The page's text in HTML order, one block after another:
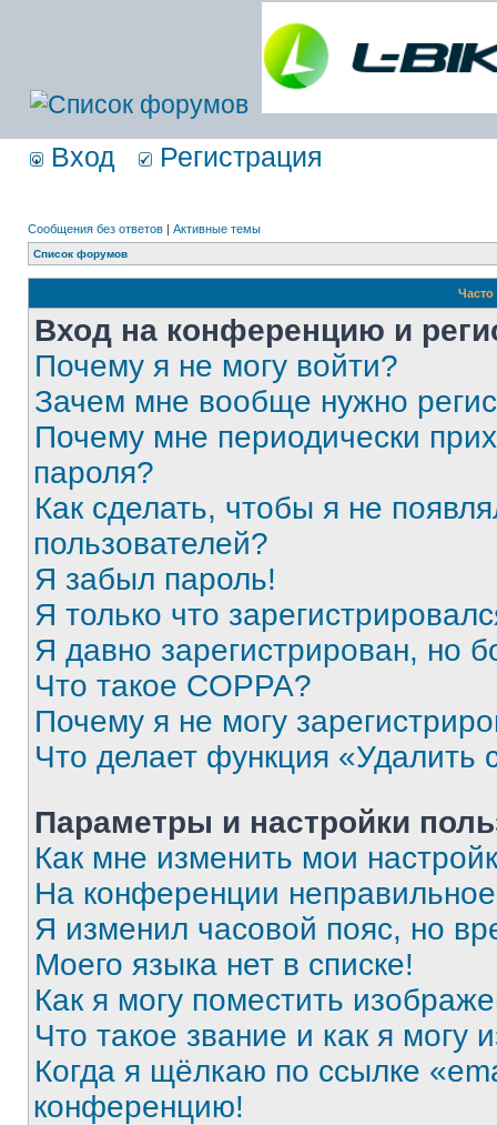
Вход Регистрация
Сообщения без ответов | Активные темы
Список форумов
Вход на конференцию и
Почему я не могу войти?
Зачем мне вообще нужно
Почему мне периодически
пароля?
Как сделать, чтобы я не
пользователей?
Я забыл пароль!
Я только что
Я давно зарегистрирован, но
Что такое COPPA?
Почему я не могу
Что делает функция «Удалить
Параметры и настройки
Как мне изменить мои
На конференции
Я изменил часовой пояс, но
Моего языка нет в списке!
Как я могу поместить
Что такое звание и как я могу
Когда я щёлкаю по ссылке
конференцию!